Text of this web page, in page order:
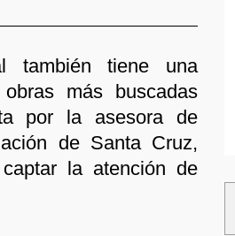
también tiene una
más buscadas
por la asesora de
de Santa Cruz,
la atención de